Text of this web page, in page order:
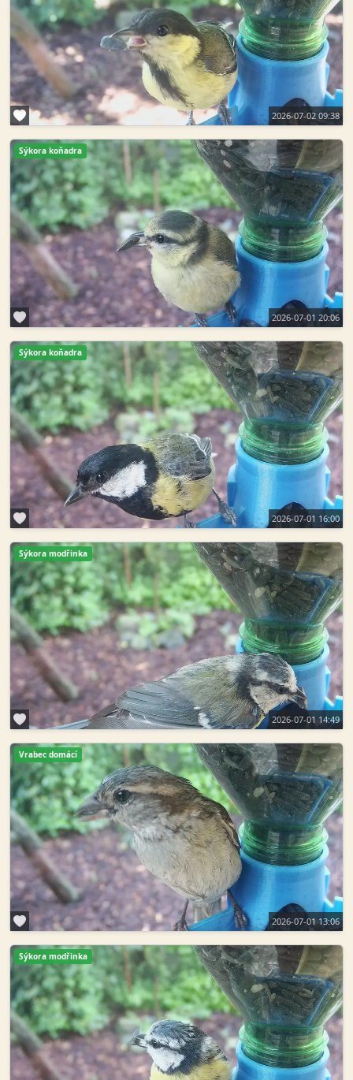
2026-07-02 09:38
Sýkora koňadra
2026-07-01 20:06
Sýkora koňadra
2026-07-01 16:00
Sýkora modřinka
2026-07-01 14:49
Vrabec domácí
2026-07-01 13:06
Sýkora modřinka